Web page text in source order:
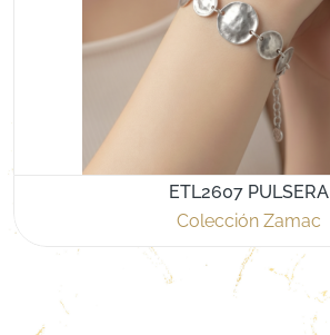
ETL2607 PULSERA
Colección Zamac